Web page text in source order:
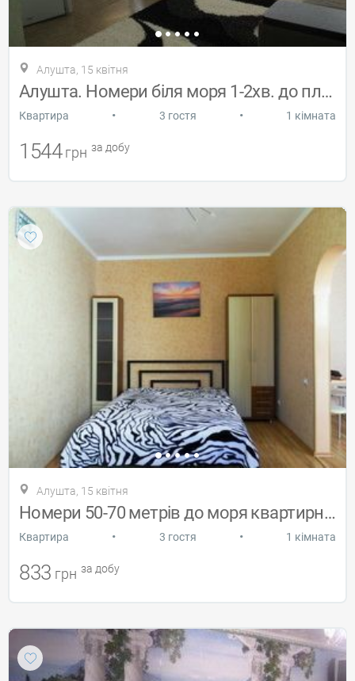
Алушта, 15 квітня
Алушта. Номери біля моря 1-2хв. до пляжу
Квартира • 3 гостя • 1 кімната
1544 грн за добу
Алушта, 15 квітня
Номери 50-70 метрів до моря квартирного
Квартира • 3 гостя • 1 кімната
833 грн за добу